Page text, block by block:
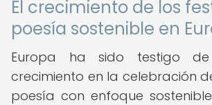
El crecimiento de los
poesía sostenible en
Europa ha sido testigo
crecimiento en la celebración
poesía con enfoque